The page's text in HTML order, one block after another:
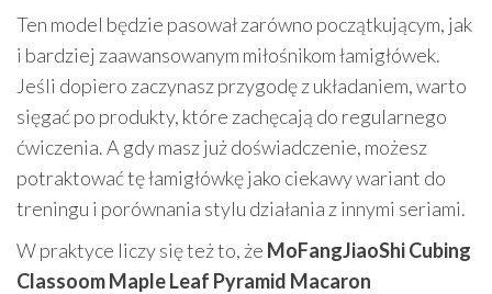
Ten model będzie pasował zarówno początkującym, jak
i bardziej zaawansowanym miłośnikom łamigłówek.
Jeśli dopiero zaczynasz przygodę z układaniem, warto
sięgać po produkty, które zachęcają do regularnego
ćwiczenia. A gdy masz już doświadczenie, możesz
potraktować tę łamigłówkę jako ciekawy wariant do
treningu i porównania stylu działania z innymi seriami.
W praktyce liczy się też to, że MoFangJiaoShi Cubing
Classoom Maple Leaf Pyramid Macaron